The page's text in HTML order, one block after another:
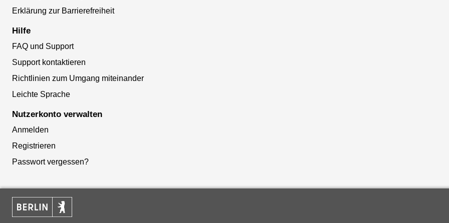
Erklärung zur Barrierefreiheit
Hilfe
FAQ und Support
Support kontaktieren
Richtlinien zum Umgang miteinander
Leichte Sprache
Nutzerkonto verwalten
Anmelden
Registrieren
Passwort vergessen?